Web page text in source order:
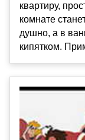
квартиру,
комнате
душно, а в
кипятком.